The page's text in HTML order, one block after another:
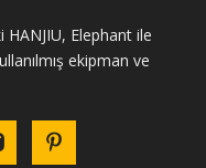
Elephant ile
ekipman ve